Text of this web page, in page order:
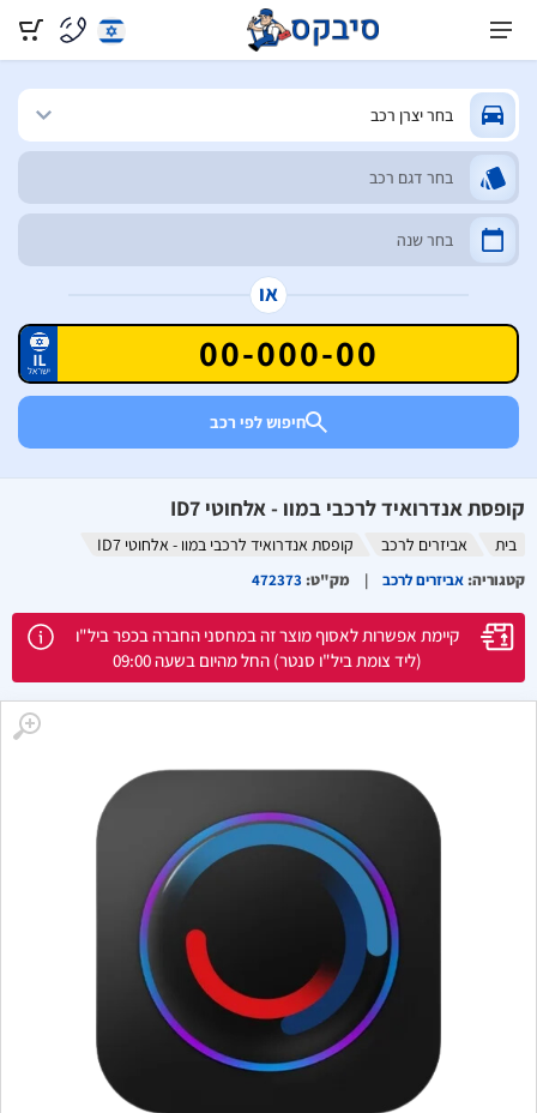
או
חיפוש לפי רכב
קופסת אנדרואיד לרכבי במוו - אלחוטי ID7
בית אביזרים לרכב קופסת אנדרואיד לרכבי במוו - אלחוטי ID7
קטגוריה:אביזרים לרכב מק"ט:
קיימת אפשרות לאסוף מוצר זה במחסני החברה בכפר ביל"ו
(ליד צומת ביל"ו סנטר) החל מהיום בשעה 09:00